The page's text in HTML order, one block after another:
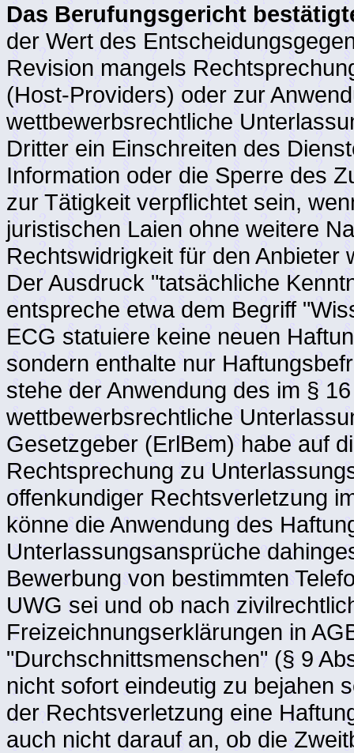
Das Berufungsgericht
der Wert des
Revision mangels
(Host-Providers) oder zur
wettbewerbsrechtliche
Dritter ein Einschreiten des
Information oder die Sperre des
zur Tätigkeit verpflichtet sein,
juristischen Laien ohne weitere
Rechtswidrigkeit für den Anbieter
Der Ausdruck "tatsächliche
entspreche etwa dem Begriff
ECG statuiere keine neuen
sondern enthalte nur
stehe der Anwendung des im §
wettbewerbsrechtliche
Gesetzgeber (ErlBem) habe auf
Rechtsprechung zu
offenkundiger Rechtsverletzung
könne die Anwendung des
Unterlassungsansprüche
Bewerbung von bestimmten
UWG sei und ob nach
Freizeichnungserklärungen in
"Durchschnittsmenschen" (§ 9
nicht sofort eindeutig zu bejahen
der Rechtsverletzung eine
auch nicht darauf an, ob die